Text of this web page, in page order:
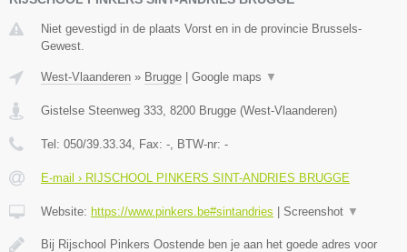
Niet gevestigd in de plaats Vorst en in de provincie Brussels-
Gewest.
West-Vlaanderen » Brugge Google maps ▼
Gistelse Steenweg 333, 8200 Brugge (West-Vlaanderen)
Tel: 050/39.33.34, Fax: -, BTW-nr: -
E-mail › RIJSCHOOL PINKERS SINT-ANDRIES BRUGGE
Website: https://www.pinkers.be#sintandries Screenshot ▼
Bij Rijschool Pinkers Oostende ben je aan het goede adres voor